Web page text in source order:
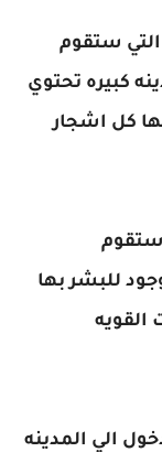
ستقوم
كبيره تحتوي
كل اشجار
ستقوم
للبشر بها
القويه
الي المدينه